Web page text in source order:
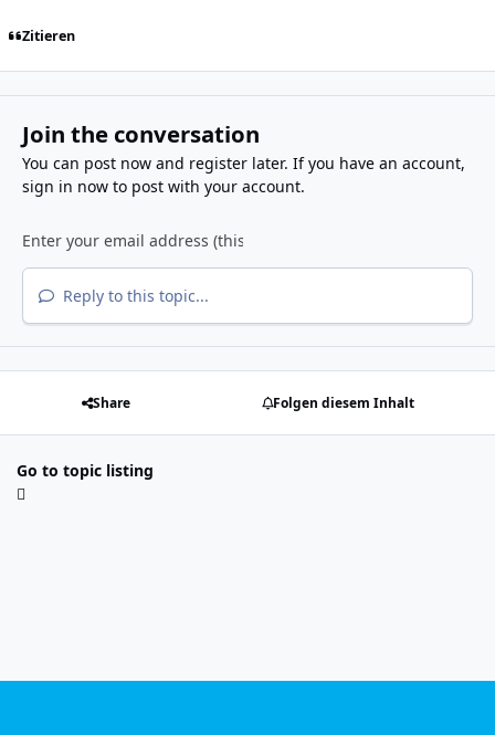
Zitieren
Join the conversation
You can post now and register later. If you have an account,
sign in nowto post with your account.
Reply to this topic...
Share Folgen diesem Inhalt
Go to topic listing